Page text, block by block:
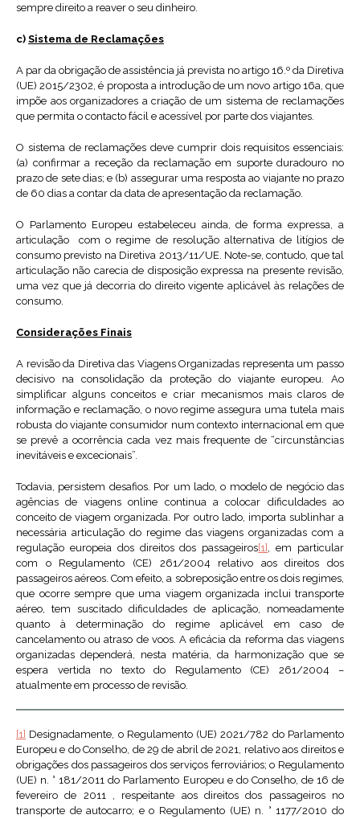
sempre direito a reaver o seu dinheiro.
c) Sistema de Reclamações
A par da obrigação de assistência já prevista no artigo 16.º da Diretiva
(UE) 2015/2302, é proposta a introdução de um novo artigo 16a, que
impõe aos organizadores a criação de um sistema de reclamações
que permita o contacto fácil e acessível por parte dos viajantes.
O sistema de reclamações deve cumprir dois requisitos essenciais:
(a) confirmar a receção da reclamação em suporte duradouro no
prazo de sete dias; e (b) assegurar uma resposta ao viajante no prazo
de 60 dias a contar da data de apresentação da reclamação.
O Parlamento Europeu estabeleceu ainda, de forma expressa, a
articulação com o regime de resolução alternativa de litígios de
consumo previsto na Diretiva 2013/11/UE. Note-se, contudo, que tal
articulação não carecia de disposição expressa na presente revisão,
uma vez que já decorria do direito vigente aplicável às relações de
consumo.
Considerações Finais
A revisão da Diretiva das Viagens Organizadas representa um passo
decisivo na consolidação da proteção do viajante europeu. Ao
simplificar alguns conceitos e criar mecanismos mais claros de
informação e reclamação, o novo regime assegura uma tutela mais
robusta do viajante consumidor num contexto internacional em que
se prevê a ocorrência cada vez mais frequente de “circunstâncias
inevitáveis e excecionais”.
Todavia, persistem desafios. Por um lado, o modelo de negócio das
agências de viagens online continua a colocar dificuldades ao
conceito de viagem organizada. Por outro lado, importa sublinhar a
necessária articulação do regime das viagens organizadas com a
regulação europeia dos direitos dos passageiros[1] , em particular
com o Regulamento (CE) 261/2004 relativo aos direitos dos
passageiros aéreos. Com efeito, a sobreposição entre os dois regimes,
que ocorre sempre que uma viagem organizada inclui transporte
aéreo, tem suscitado dificuldades de aplicação, nomeadamente
quanto à determinação do regime aplicável em caso de
cancelamento ou atraso de voos. A eficácia da reforma das viagens
organizadas dependerá, nesta matéria, da harmonização que se
espera vertida no texto do Regulamento (CE) 261/2004 –
atualmente em processo de revisão.
[1] Designadamente, o Regulamento (UE) 2021/782 do Parlamento
Europeu e do Conselho, de 29 de abril de 2021, relativo aos direitos e
obrigações dos passageiros dos serviços ferroviários; o Regulamento
(UE) n. ° 181/2011 do Parlamento Europeu e do Conselho, de 16 de
fevereiro de 2011 , respeitante aos direitos dos passageiros no
transporte de autocarro; e o Regulamento (UE) n. ° 1177/2010 do